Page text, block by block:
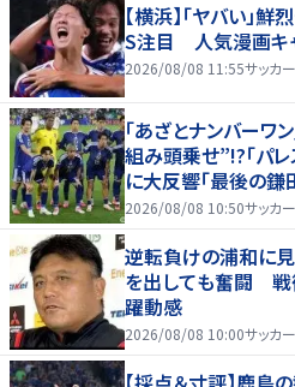
【横浜】「ヤバい」
S注目 人気漫画キャ
2026/08/08 11:55サッカー
｢あざとナンバーワ
組み頭乗せ”!?｢パ
に大反響｢最後の鎌
る！」
2026/08/08 10:50サッカー
逆転負けの浦和に
を出しても奮闘 戦
躍動感
2026/08/08 10:00サッカー